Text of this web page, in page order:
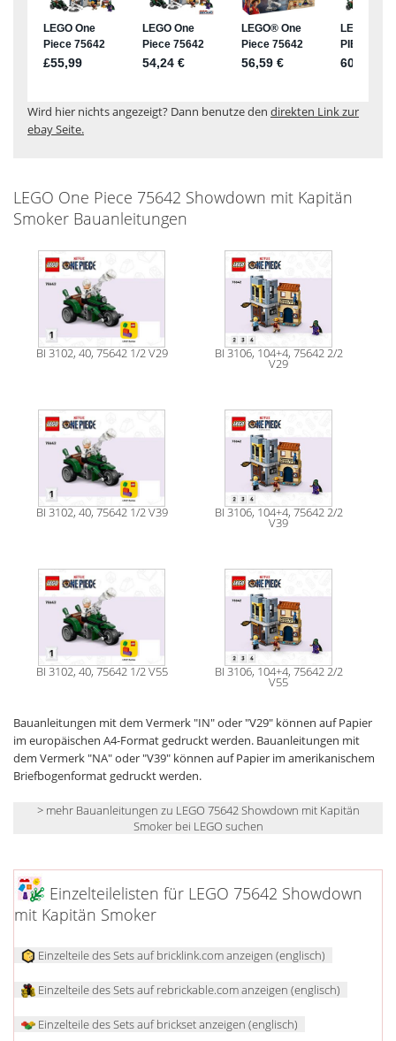
Wird hier nichts angezeigt? Dann benutze den direkten Link zur
ebay Seite.
LEGO One Piece 75642 Showdown mit Kapitän
Smoker Bauanleitungen
BI 3102, 40, 75642 1/2 V29 BI 3106, 104+4, 75642 2/2
V29
BI 3102, 40, 75642 1/2 V39 BI 3106, 104+4, 75642 2/2
V39
BI 3102, 40, 75642 1/2 V55 BI 3106, 104+4, 75642 2/2
V55
Bauanleitungen mit dem Vermerk "IN" oder "V29" können auf Papier
im europäischen A4-Format gedruckt werden. Bauanleitungen mit
dem Vermerk "NA" oder "V39" können auf Papier im amerikanischem
Briefbogenformat gedruckt werden.
> mehr Bauanleitungen zu LEGO 75642 Showdown mit Kapitän
Smoker bei LEGO suchen
Einzelteilelisten für LEGO 75642 Showdown
mit Kapitän Smoker
Einzelteile des Sets auf bricklink.com anzeigen (englisch)
Einzelteile des Sets auf rebrickable.com anzeigen (englisch)
Einzelteile des Sets auf brickset anzeigen (englisch)